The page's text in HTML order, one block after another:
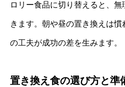
ロリー食品に切り替えると、
きます。朝や昼の置き換えは
の工夫が成功の差を生みます。
置き換え食の選び方と準